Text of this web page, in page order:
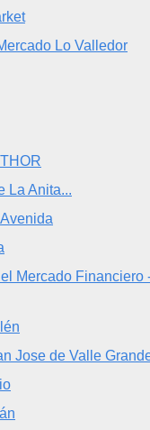
Lo Valledor
La Anita...
Mercado Financiero
Jose de Valle